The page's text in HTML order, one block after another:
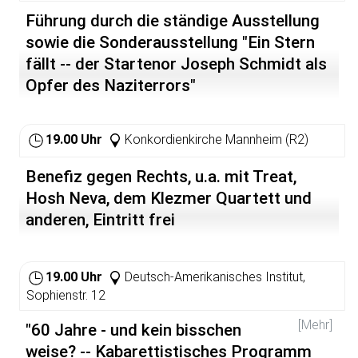
unser Leben bestimmt."
Buchveröffentlichungen: "Frühzug nach Toulouse"
(1992), "Das Tagebuch der Denise Bardet" (2004, zum
60. Jahrestag der Zerstörung von Oradour-sur-Glane).
Führung durch die ständige Ausstellung
sowie die Sonderausstellung "Ein Stern
fällt -- der Startenor Joseph Schmidt als
Opfer des Naziterrors"
19.00 Uhr Konkordienkirche Mannheim (R2)
Benefiz gegen Rechts, u.a. mit Treat,
Hosh Neva, dem Klezmer Quartett und
anderen, Eintritt frei
19.00 Uhr
Deutsch-Amerikanisches Institut,
Sophienstr. 12
[Mehr]
"60 Jahre - und kein bisschen
weise? -- Kabarettistisches Programm